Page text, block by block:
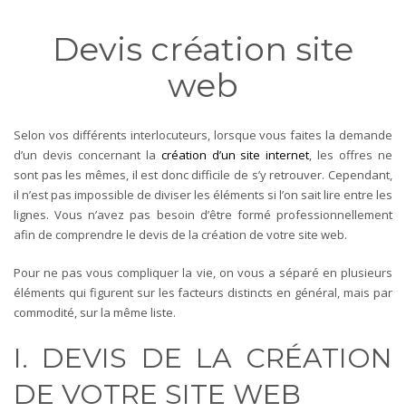
Devis création site
web
Selon vos différents interlocuteurs, lorsque vous faites la demande
d’un devis concernant la création d’un site internet, les offres ne
sont pas les mêmes, il est donc difficile de s’y retrouver. Cependant,
il n’est pas impossible de diviser les éléments si l’on sait lire entre les
lignes. Vous n’avez pas besoin d’être formé professionnellement
afin de comprendre le devis de la création de votre site web.
Pour ne pas vous compliquer la vie, on vous a séparé en plusieurs
éléments qui figurent sur les facteurs distincts en général, mais par
commodité, sur la même liste.
I. DEVIS DE LA CRÉATION
DE VOTRE SITE WEB